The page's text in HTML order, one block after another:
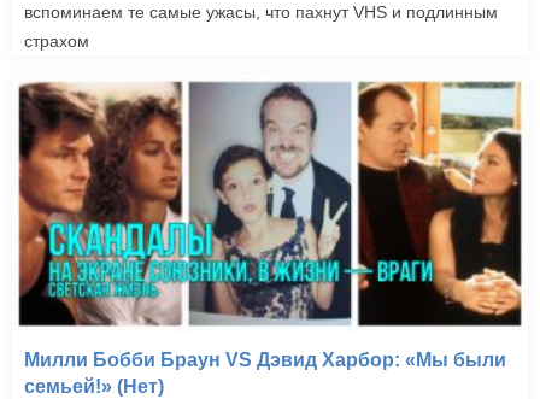
вспоминаем те самые ужасы, что пахнут VHS и подлинным
страхом
Милли Бобби Браун VS Дэвид Харбор: «Мы были
семьей!» (Нет)